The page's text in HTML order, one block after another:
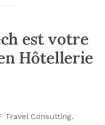
est votre
Hôtellerie
Travel Consulting.